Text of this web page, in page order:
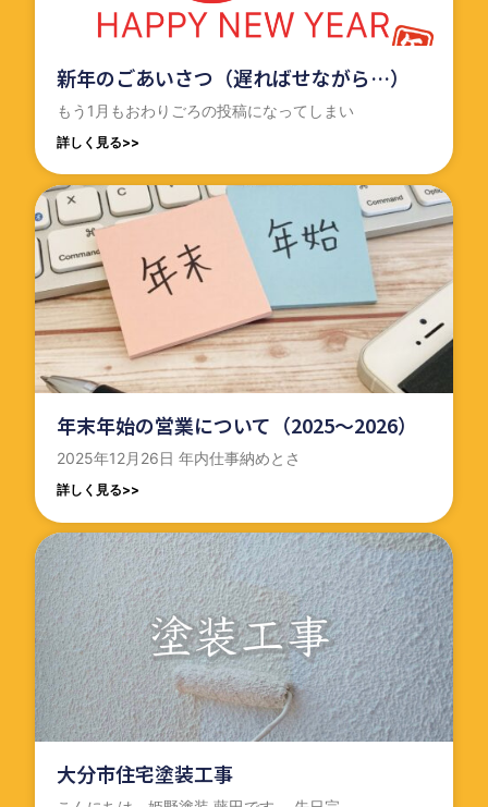
新年のごあいさつ（遅ればせながら…）
もう1月もおわりごろの投稿になってしまい
詳しく見る>>
年末年始の営業について（2025～2026）
2025年12月26日 年内仕事納めとさ
詳しく見る>>
大分市住宅塗装工事